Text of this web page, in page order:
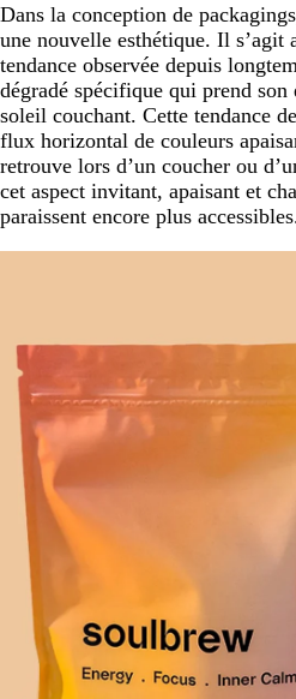
Dans la conception de
une nouvelle esthétique. Il s’agit
tendance observée depuis
dégradé spécifique qui prend
soleil couchant. Cette tendance
flux horizontal de couleurs
retrouve lors d’un coucher ou
cet aspect invitant, apaisant et
paraissent encore plus